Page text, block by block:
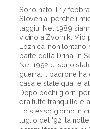
Sono nato il 17
Slovenia, perché i
laggiù. Nel 1989
vicino a Zvornik. Mio
Loznica, non lontano
parte della Drina, in
Nel 1992 ci sono
guerra. Il padrone ha
casa e state qua” e
Dopo pochi giorni
era tutto tranquillo e
Lo stesso giorno in
luglio del '92, la